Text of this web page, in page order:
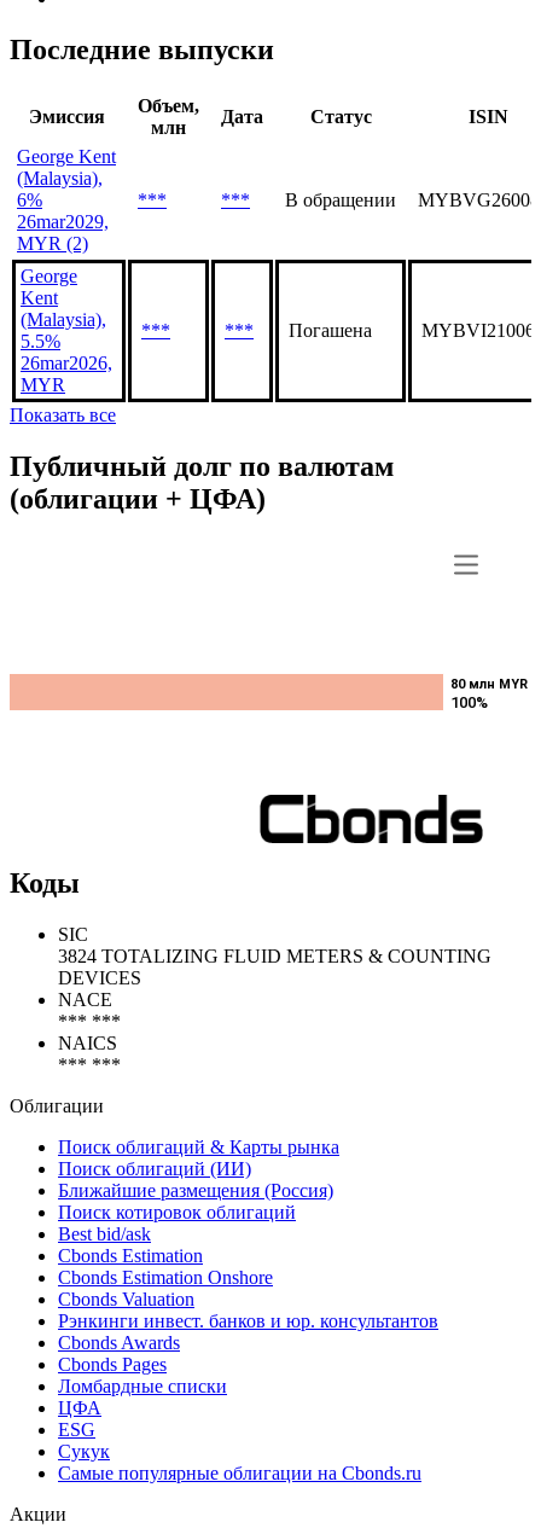
***
Последние выпуски
Эмиссия
Объем,
млн
Дата Статус
ISIN
George Kent
(Malaysia),
6%
26mar2029,
MYR (2)
George
Kent
(Malaysia),
5.5%
MYR
Показать все
Коды
SIC
3824 TOTALIZING FLUID METERS & COUNTING
DEVICES
*** ***
*** ***
Облигации
Поиск облигаций & Карты рынка
Поиск облигаций (ИИ)
Ближайшие размещения (Россия)
Поиск котировок облигаций
Best bid/ask
Cbonds Estimation
Cbonds Estimation Onshore
Cbonds Valuation
Рэнкинги инвест. банков и юр. консультантов
Cbonds Awards
Cbonds Pages
Ломбардные списки
ESG